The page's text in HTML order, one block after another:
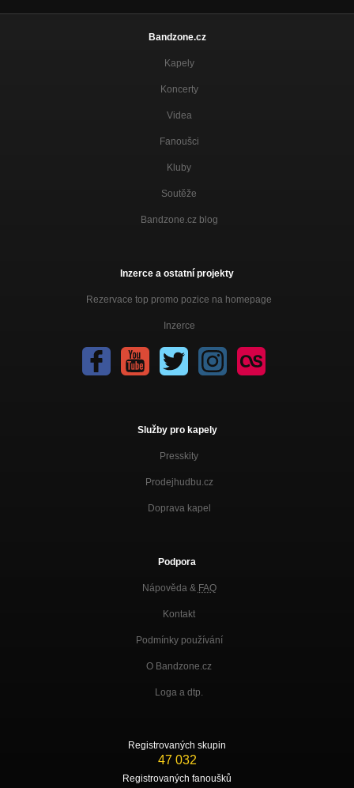
Bandzone.cz
Kapely
Koncerty
Videa
Fanoušci
Kluby
Soutěže
Bandzone.cz blog
Inzerce a ostatní projekty
Rezervace top promo pozice na homepage
Inzerce
Služby pro kapely
Presskity
Prodejhudbu.cz
Doprava kapel
Podpora
Nápověda & FAQ
Kontakt
Podmínky používání
O Bandzone.cz
Loga a dtp.
Registrovaných skupin
47 032
Registrovaných fanoušků